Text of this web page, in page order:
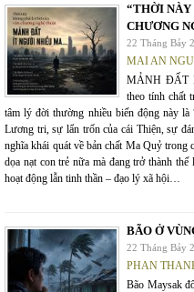
“THỜI NÀY
CHƯƠNG
22 Tháng Bảy
MAI AN
MẢNH ĐẤT
theo tính chất
tâm lý đời thường nhiều biến động này
Lương tri, sự lẩn trốn của cái Thiện, sự
nghĩa khái quát về bản chất Ma Quỷ
dọa nạt con trẻ nữa mà đang trở thành
hoạt động lẫn tinh thần – đạo lý xã hội…
BÃO Ở
22 Tháng Bảy
PHAN
Bão Maysak